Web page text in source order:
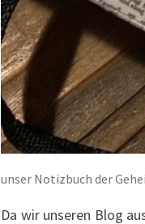
unser Notizbuch der
Da wir unseren Blog